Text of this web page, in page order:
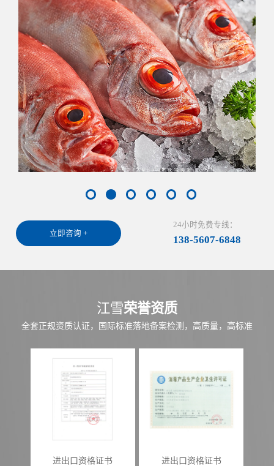
立即咨询 +
24小时免费专线：
138-5607-6848
江雪荣誉资质
全套正规资质认证，国际标准落地备案检测，高质量，高标准
进出口资格证书 进出口资格证书